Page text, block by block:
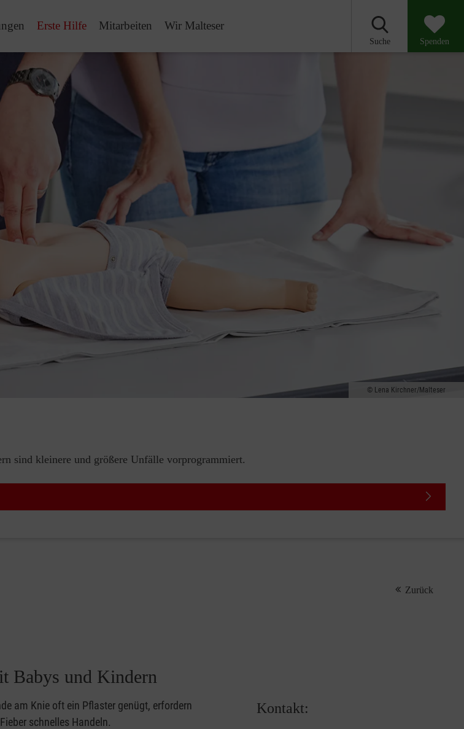
Erste Hilfe Mitarbeiten Wir Malteser
Suche Spenden
Lena Kirchner/Malteser
sind kleinere und größere Unfälle vorprogrammiert.
Zurück
Babys und Kindern
am Knie oft ein Pflaster genügt, erfordern
schnelles Handeln.
Kontakt: